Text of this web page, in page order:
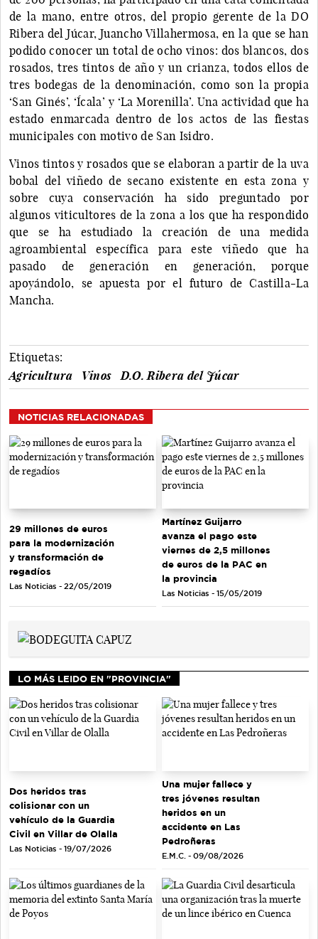
de la mano, entre otros, del propio gerente de la DO
Ribera del Júcar, Juancho Villahermosa, en la que se han
podido conocer un total de ocho vinos: dos blancos, dos
rosados, tres tintos de año y un crianza, todos ellos de
tres bodegas de la denominación, como son la propia
‘San Ginés’, ‘Ícala’ y ‘La Morenilla’. Una actividad que ha
estado enmarcada dentro de los actos de las fiestas
municipales con motivo de San Isidro.
Vinos tintos y rosados que se elaboran a partir de la uva
bobal del viñedo de secano existente en esta zona y
sobre cuya conservación ha sido preguntado por
algunos viticultores de la zona a los que ha respondido
que se ha estudiado la creación de una medida
agroambiental específica para este viñedo que ha
pasado de generación en generación, porque
apoyándolo, se apuesta por el futuro de Castilla-La
Mancha.
Etiquetas:
Agricultura
Vinos D.O. Ribera del Júcar
NOTICIAS RELACIONADAS
29 millones de euros
para la modernización
y transformación de
regadíos
Las Noticias - 22/05/2019
Martínez Guijarro
avanza el pago este
viernes de 2,5 millones
de euros de la PAC en
la provincia
Las Noticias - 15/05/2019
LO MÁS LEIDO EN "PROVINCIA"
Dos heridos tras
colisionar con un
vehículo de la Guardia
Civil en Villar de Olalla
Las Noticias - 19/07/2026
Una mujer fallece y
tres jóvenes resultan
heridos en un
accidente en Las
Pedroñeras
E.M.C. - 09/08/2026